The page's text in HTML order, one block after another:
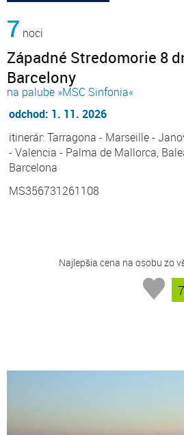
7 noci
Západné Stredomorie 8
Barcelony
na palube »MSC Sinfonia«
odchod: 1. 11. 2026
itinerár: Tarragona - Marseille -
- Valencia - Palma de Mallorca,
Barcelona
MS356731261108
Najlepšia cena na osobu zo